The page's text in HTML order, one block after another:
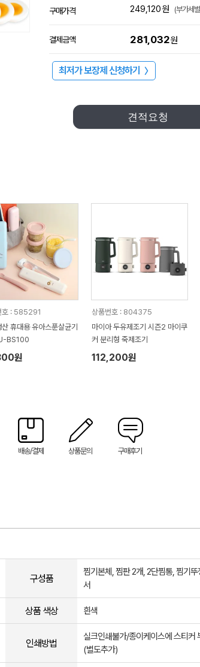
구매가격 249,120원 (부가세
결제금액 281,032원
최저가 보장제 신청하기 〉
견적요청
호 : 585291
휴대용 유아스푼살균기
BS100
원
상품번호 : 804375
마이아 두유제조기 시즌2 마이쿠
커 분리형 죽제조기
112,200원
배송/결제 상품문의 구매후기
구성품
찜기본체, 찜판 2개, 2단찜통, 찜기
서
상품 색상 흰색
인쇄방법
실크인쇄불가/종이케이스에 스티커
(별도추가)